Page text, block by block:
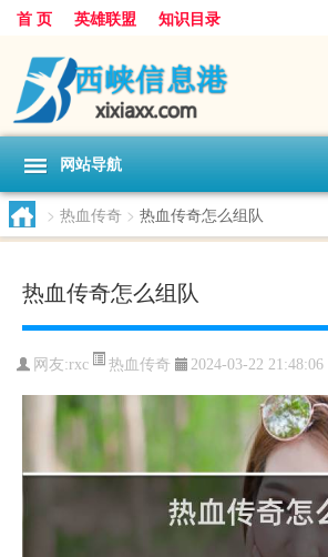
首 页 英雄联盟 知识目录
网站导航
> 热血传奇 > 热血传奇怎么组队
热血传奇怎么组队
网友:rxc 热血传奇 2024-03-22 21:48:06